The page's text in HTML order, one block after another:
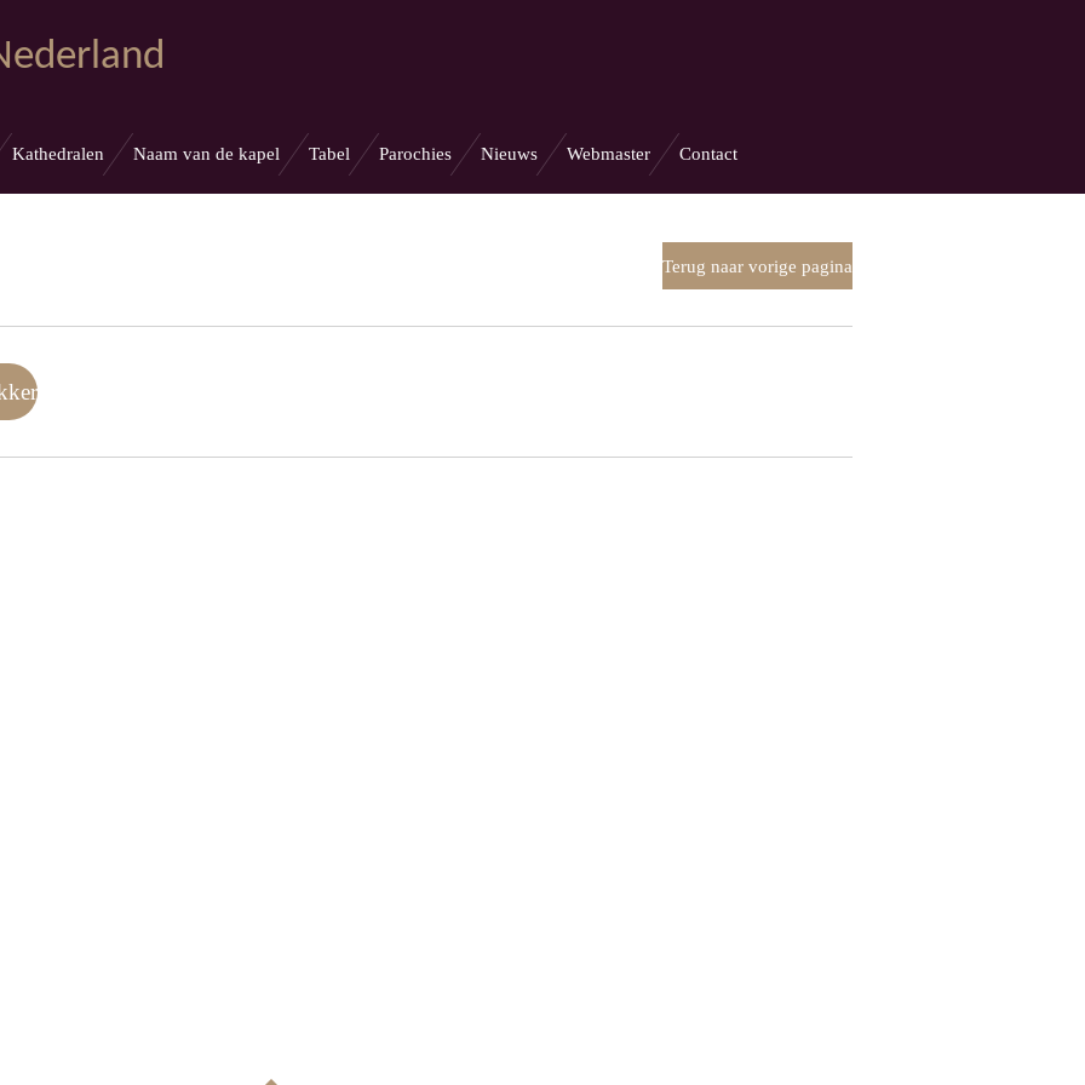
Kathedralen Naam van de kapel Tabel Parochies Nieuws Webmaster Contact
Terug naar vorige pagina